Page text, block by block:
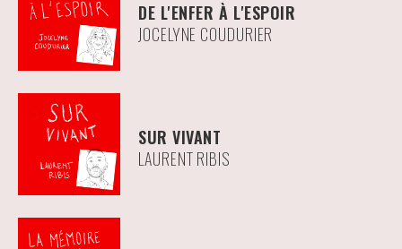
DE L'ENFER À L'ESPOIR
JOCELYNE COUDURIER
SUR VIVANT
LAURENT RIBIS